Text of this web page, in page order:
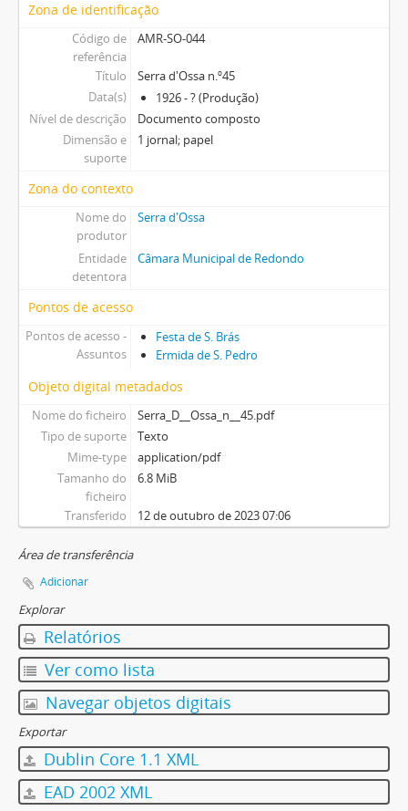
Zona de identificação
Código de
referência
AMR-SO-044
Título
Serra d'Ossa n.º45
Data(s)
1926 - ? (Produção)
Nível de descrição
Documento composto
Dimensão e
suporte
1 jornal; papel
Zona do contexto
Nome do
produtor
Serra d'Ossa
Entidade
detentora
Câmara Municipal de Redondo
Pontos de acesso
Pontos de acesso -
Assuntos
Festa de S. Brás
Ermida de S. Pedro
Objeto digital metadados
Nome do ficheiro
Serra_D__Ossa_n__45.pdf
Tipo de suporte
Texto
Mime-type
application/pdf
Tamanho do
ficheiro
6.8 MiB
Transferido 12 de outubro de 2023 07:06
Área de transferência
Adicionar
Explorar
Relatórios
Ver como lista
Navegar objetos digitais
Exportar
Dublin Core 1.1 XML
EAD 2002 XML